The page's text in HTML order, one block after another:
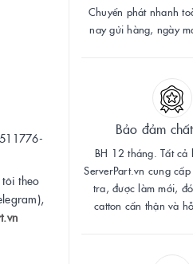
theo
Chuyển phát nhanh
nay gửi hàng, ngày
Bảo đảm
BH 12 tháng. Tất cả
ServerPart.vn cung
tra, được làm mới,
catton cẩn thận và